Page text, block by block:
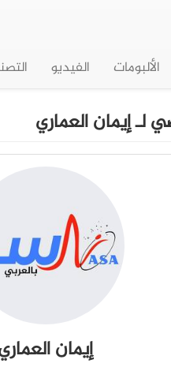
الألبومات الفيديو
لـ إيمان العماري
إيمان